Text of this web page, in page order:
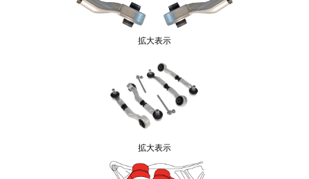
拡大表示
拡大表示